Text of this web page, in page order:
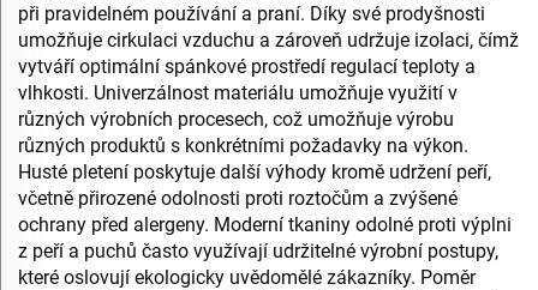
při pravidelném používání a praní. Díky své prodyšnosti
umožňuje cirkulaci vzduchu a zároveň udržuje izolaci, čímž
vytváří optimální spánkové prostředí regulací teploty a
vlhkosti. Univerzálnost materiálu umožňuje využití v
různých výrobních procesech, což umožňuje výrobu
různých produktů s konkrétními požadavky na výkon.
Husté pletení poskytuje další výhody kromě udržení peří,
včetně přirozené odolnosti proti roztočům a zvýšené
ochrany před alergeny. Moderní tkaniny odolné proti výplni
z peří a puchů často využívají udržitelné výrobní postupy,
které oslovují ekologicky uvědomělé zákazníky. Poměr